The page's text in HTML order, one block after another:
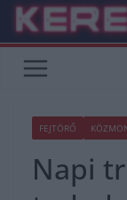
Skip
content
FEJTÖRŐ
Napi